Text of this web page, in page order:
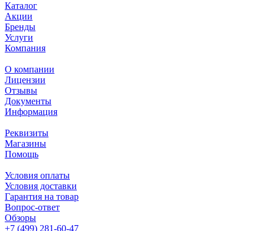
Каталог
Акции
Бренды
Услуги
Компания
О компании
Лицензии
Отзывы
Документы
Информация
Реквизиты
Магазины
Помощь
Условия оплаты
Условия доставки
Гарантия на товар
Вопрос-ответ
Обзоры
+7 (499) 281-60-47